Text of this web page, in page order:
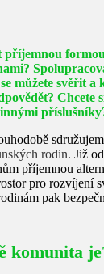
příjemnou
můžete svěřit a
Chcete
rodin. Již
příjemnou
pro rozvíjení
pak
komunita